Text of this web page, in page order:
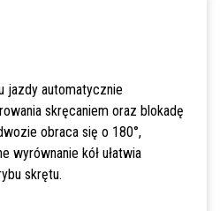
jazdy automatycznie
skręcaniem oraz blokadę
obraca się o 180°,
wyrównanie kół ułatwia
skrętu.